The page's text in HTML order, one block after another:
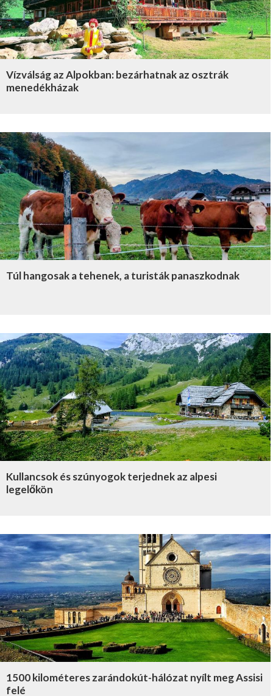
Vízválság az Alpokban: bezárhatnak az osztrák
menedékházak
Túl hangosak a tehenek, a turisták panaszkodnak
Kullancsok és szúnyogok terjednek az alpesi
legelőkön
1500 kilométeres zarándokút-hálózat nyílt meg Assisi
felé